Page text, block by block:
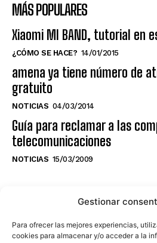
Gestionar
Para ofrecer las mejores experiencias,
cookies para almacenar y/o acceder a la
MÁS POPULARES
Xiaomi MI BAND, tutorial en
¿CÓMO SE HACE? 14/01/2015
amena ya tiene número de
gratuito
NOTICIAS 04/03/2014
Guía para reclamar a las
telecomunicaciones
NOTICIAS 15/03/2009
NO TE PIERDAS LO ÚLTIMO DEL